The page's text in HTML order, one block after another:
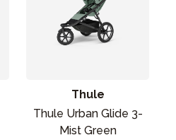
Thule
Thule Urban Glide 3-
Mist Green